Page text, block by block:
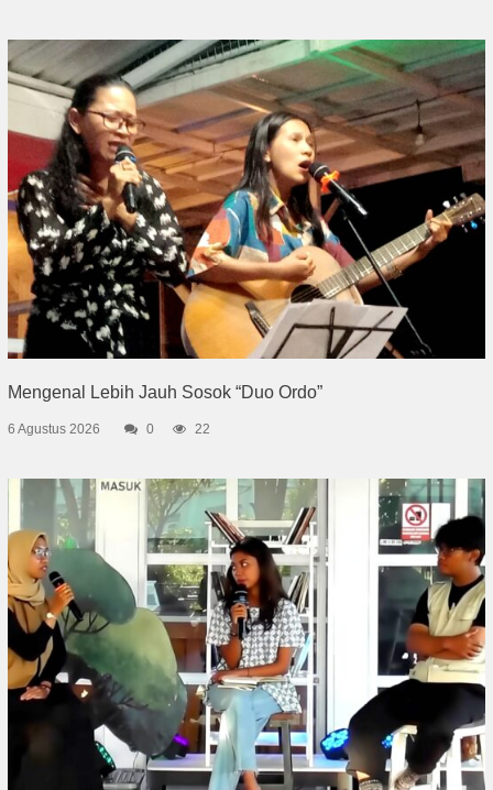
Mengenal Lebih Jauh Sosok “Duo Ordo”
6 Agustus 2026 0 22